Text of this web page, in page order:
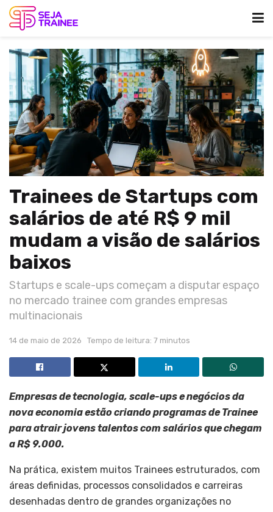
Trainees de Startups com
salários de até R$ 9 mil
mudam a visão de salários
baixos
Startups e scale-ups começam a disputar espaço
no mercado trainee com grandes empresas
multinacionais
14 de maio de 2026 Tempo de leitura: 7 minutos
Empresas de tecnologia, scale-ups e negócios da
nova economia estão criando programas de Trainee
para atrair jovens talentos com salários que chegam
a R$ 9.000.
Na prática, existem muitos Trainees estruturados, com
áreas definidas, processos consolidados e carreiras
desenhadas dentro de grandes organizações no